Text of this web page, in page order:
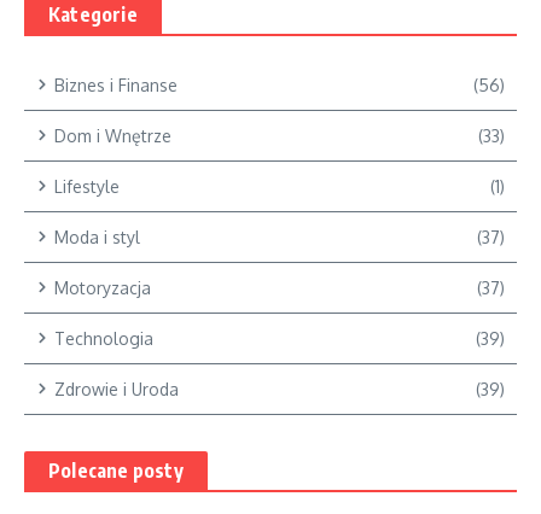
Kategorie
Biznes i Finanse (56)
Dom i Wnętrze (33)
Lifestyle (1)
Moda i styl (37)
Motoryzacja (37)
Technologia (39)
Zdrowie i Uroda (39)
Polecane posty